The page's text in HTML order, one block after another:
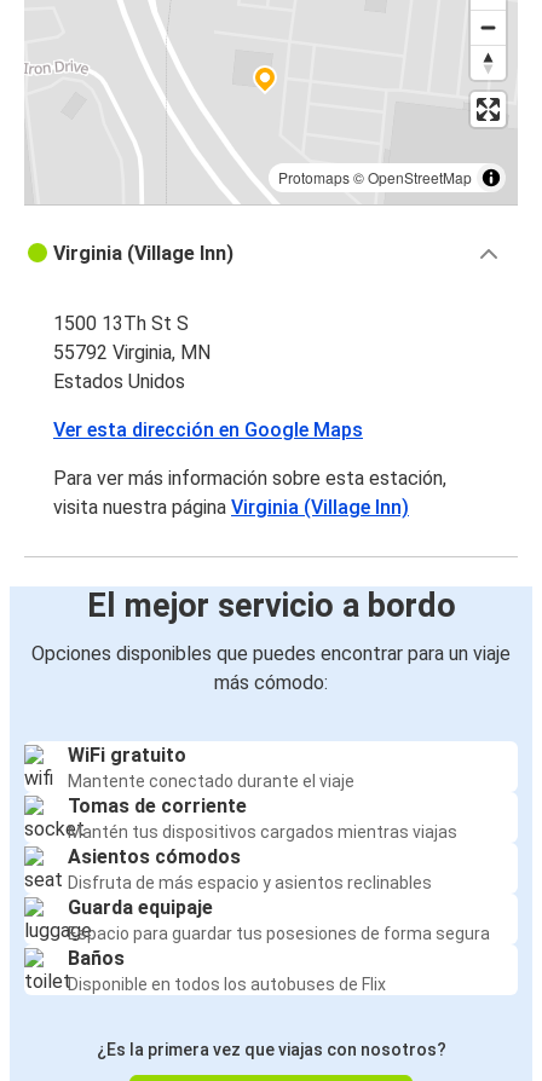
Protomaps©OpenStreetMap
Virginia (Village Inn)
1500 13Th St S
55792 Virginia, MN
Estados Unidos
Ver esta dirección en Google Maps
Para ver más información sobre esta estación,
visita nuestra página Virginia (Village Inn)
El mejor servicio a bordo
Opciones disponibles que puedes encontrar para un viaje
más cómodo:
WiFi gratuito
Mantente conectado durante el viaje
Tomas de corriente
Mantén tus dispositivos cargados mientras viajas
Asientos cómodos
Disfruta de más espacio y asientos reclinables
Guarda equipaje
Espacio para guardar tus posesiones de forma segura
Baños
Disponible en todos los autobuses de Flix
¿Es la primera vez que viajas con nosotros?